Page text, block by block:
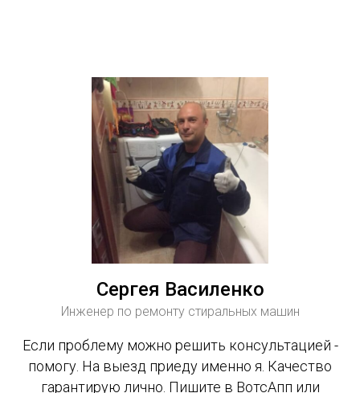
Сергея Василенко
Инженер по ремонту стиральных машин
Если проблему можно решить консультацией -
помогу. На выезд приеду именно я. Качество
гарантирую лично. Пишите в ВотсАпп или